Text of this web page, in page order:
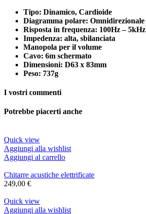
Tipo: Dinamico, Cardioide
Diagramma polare: Omnidirezionale
Risposta in frequenza: 100Hz – 5kHz
Impedenza: alta, sbilanciata
Manopola per il volume
Cavo: 6m schermato
Dimensioni: D63 x 83mm
Peso: 737g
I vostri commenti
Potrebbe piacerti anche
Quick view
Aggiungi alla wishlist
Aggiungi al carrello
Chitarre acustiche elettrificate
249,00 €
Quick view
Aggiungi alla wishlist